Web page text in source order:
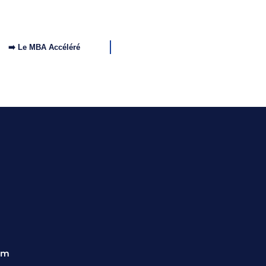
➡️ Le MBA Accéléré